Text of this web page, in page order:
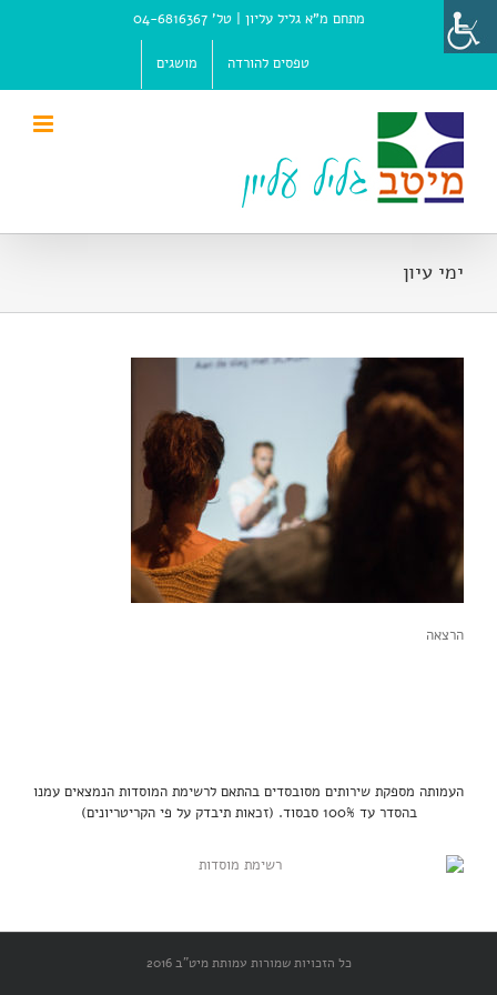
content
מתחם מ"א גליל עליון |טל' 04-6816367
טפסים להורדה מושגים
ימי עיון
הרצאה
העמותה מספקת שירותים מסובסדים בהתאם לרשימת המוסדות הנמצאים עמנו
בהסדר עד 100% סבסוד. (זכאות תיבדק על פי הקריטריונים)
כל הזכויות שמורות עמותת מיט"ב 2016